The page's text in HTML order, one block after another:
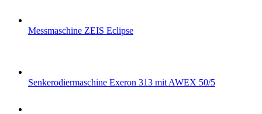
Messmaschine ZEIS Eclipse
Senkerodiermaschine Exeron 313 mit AWEX 50/5